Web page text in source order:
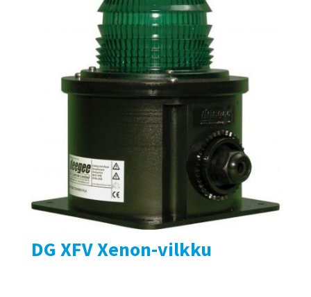
DG XFV Xenon-vilkku